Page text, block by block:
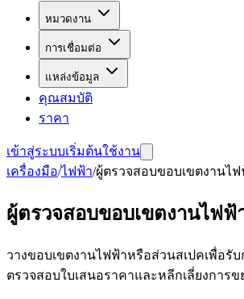
หมวดงาน
การเชื่อมต่อ
แหล่งข้อมูล
คุณสมบัติ
ราคา
เข้าสู่ระบบเริ่มต้นใช้งาน
เครื่องมือ/ไฟฟ้า/ผู้ตรวจสอบขอบเขตงานไฟ
ผู้ตรวจสอบขอบเขตงานไฟฟ้
วางขอบเขตงานไฟฟ้าหรือส่วนสเปคเพื่อรั
ตรวจสอบใบเสนอราคาและหลีกเลี่ยงการ